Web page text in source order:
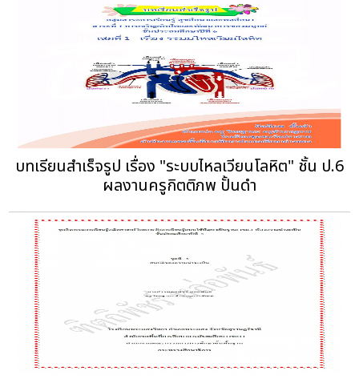
บทเรียนสำเร็จรูป เรื่อง "ระบบไหลเวียนโลหิต" ชั้น ป.6
ผลงานครูกิตติภพ ปั้นดำ